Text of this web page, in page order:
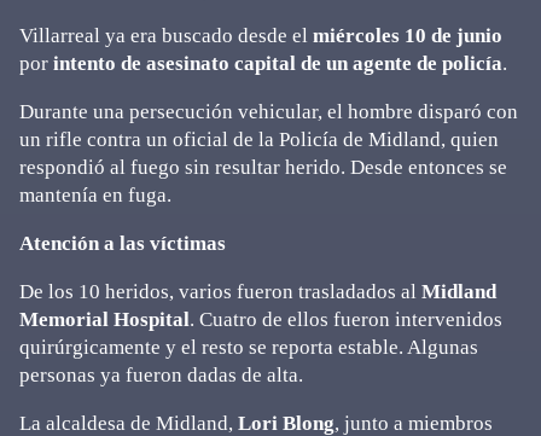
Villarreal ya era buscado desde el miércoles 10 de junio
por intento de asesinato capital de un agente de policía.
Durante una persecución vehicular, el hombre disparó con
un rifle contra un oficial de la Policía de Midland, quien
respondió al fuego sin resultar herido. Desde entonces se
mantenía en fuga.
Atención a las víctimas
De los 10 heridos, varios fueron trasladados al Midland
Memorial Hospital. Cuatro de ellos fueron intervenidos
quirúrgicamente y el resto se reporta estable. Algunas
personas ya fueron dadas de alta.
La alcaldesa de Midland, Lori Blong, junto a miembros